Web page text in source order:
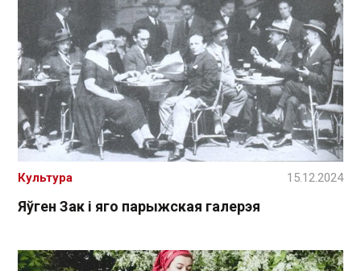
Яўген Зак і яго парыжская галерэя
Культура 15.12.2024